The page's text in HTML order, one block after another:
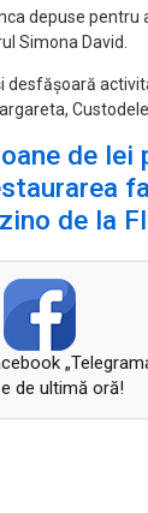
depuse pentru
Simona David.
desfășoară
de lei
de la
de ultimă oră!